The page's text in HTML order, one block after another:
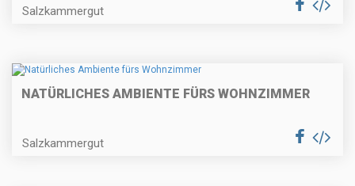
Salzkammergut
NATÜRLICHES AMBIENTE FÜRS WOHNZIMMER
Salzkammergut